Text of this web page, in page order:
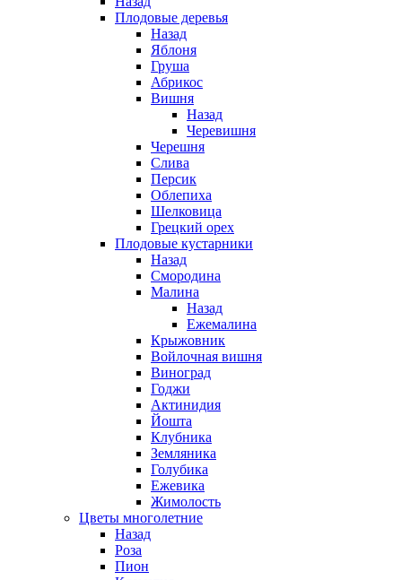
Плодовые деревья
Назад
Яблоня
Груша
Абрикос
Вишня
Назад
Черевишня
Черешня
Слива
Персик
Облепиха
Шелковица
Грецкий орех
Плодовые кустарники
Назад
Смородина
Малина
Назад
Ежемалина
Крыжовник
Войлочная вишня
Виноград
Годжи
Актинидия
Йошта
Клубника
Земляника
Голубика
Ежевика
Жимолость
Цветы многолетние
Назад
Роза
Пион